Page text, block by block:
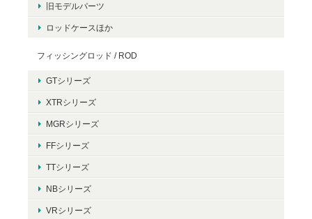
旧モデルパーツ
ロッドケースほか
フィッシングロッド / ROD
GTシリーズ
XTRシリーズ
MGRシリーズ
FFシリーズ
TTシリーズ
NBシリーズ
VRシリーズ